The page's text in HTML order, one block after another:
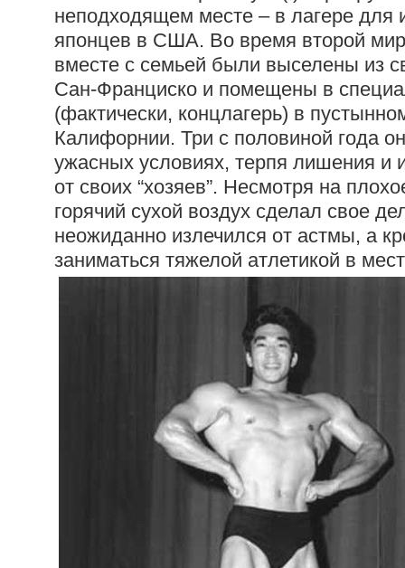
неподходящем месте – в лагере для
японцев в США. Во время второй
вместе с семьей были выселены из
Сан-Франциско и помещены в
(фактически, концлагерь) в
Калифорнии. Три с половиной года
ужасных условиях, терпя лишения и
от своих “хозяев”. Несмотря на
горячий сухой воздух сделал свое
неожиданно излечился от астмы, а
заниматься тяжелой атлетикой в